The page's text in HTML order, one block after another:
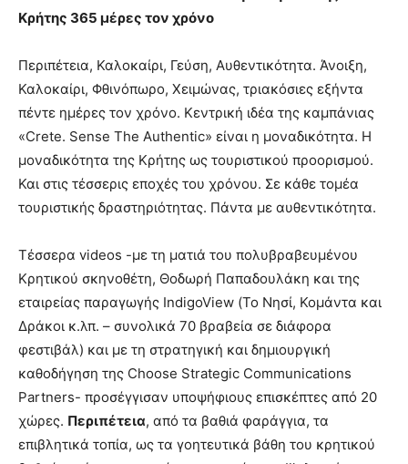
Κρήτης 365 μέρες τον χρόνο
Περιπέτεια, Καλοκαίρι, Γεύση, Αυθεντικότητα. Άνοιξη,
Καλοκαίρι, Φθινόπωρο, Χειμώνας, τριακόσιες εξήντα
πέντε ημέρες τον χρόνο. Κεντρική ιδέα της καμπάνιας
«Crete. Sense The Authentic» είναι η μοναδικότητα. Η
μοναδικότητα της Κρήτης ως τουριστικού προορισμού.
Και στις τέσσερις εποχές του χρόνου. Σε κάθε τομέα
τουριστικής δραστηριότητας. Πάντα με αυθεντικότητα.
Τέσσερα videos -με τη ματιά του πολυβραβευμένου
Κρητικού σκηνοθέτη, Θοδωρή Παπαδουλάκη και της
εταιρείας παραγωγής IndigoView (Το Νησί, Κομάντα και
Δράκοι κ.λπ. – συνολικά 70 βραβεία σε διάφορα
φεστιβάλ) και με τη στρατηγική και δημιουργική
καθοδήγηση της Choose Strategic Communications
Partners- προσέγγισαν υποψήφιους επισκέπτες από 20
χώρες. Περιπέτεια, από τα βαθιά φαράγγια, τα
επιβλητικά τοπία, ως τα γοητευτικά βάθη του κρητικού